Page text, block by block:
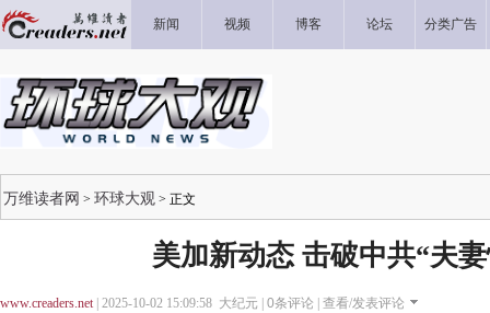
新闻 视频 博客 论坛 分类广告
万维读者网 > 环球大观 > 正文
美加新动态 击破中共“夫
www.creaders.net| 2025-10-02 15:09:58 大纪元 | 0条评论 | 查看/发表评论